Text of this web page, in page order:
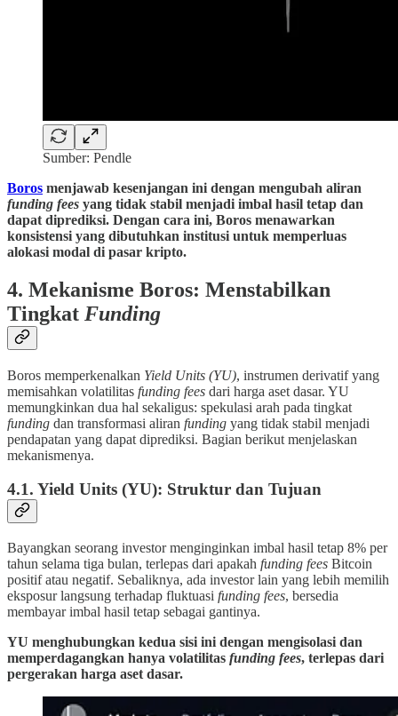
Sumber: Pendle
Boros menjawab kesenjangan ini dengan mengubah aliran
funding fees yang tidak stabil menjadi imbal hasil tetap dan
dapat diprediksi. Dengan cara ini, Boros menawarkan
konsistensi yang dibutuhkan institusi untuk memperluas
alokasi modal di pasar kripto.
4. Mekanisme Boros: Menstabilkan
Tingkat Funding
Boros memperkenalkan Yield Units (YU), instrumen derivatif yang
memisahkan volatilitas funding fees dari harga aset dasar. YU
memungkinkan dua hal sekaligus: spekulasi arah pada tingkat
funding dan transformasi aliran funding yang tidak stabil menjadi
pendapatan yang dapat diprediksi. Bagian berikut menjelaskan
mekanismenya.
4.1. Yield Units (YU): Struktur dan Tujuan
Bayangkan seorang investor menginginkan imbal hasil tetap 8% per
tahun selama tiga bulan, terlepas dari apakah funding fees Bitcoin
positif atau negatif. Sebaliknya, ada investor lain yang lebih memilih
eksposur langsung terhadap fluktuasi funding fees, bersedia
membayar imbal hasil tetap sebagai gantinya.
YU menghubungkan kedua sisi ini dengan mengisolasi dan
memperdagangkan hanya volatilitas funding fees, terlepas dari
pergerakan harga aset dasar.